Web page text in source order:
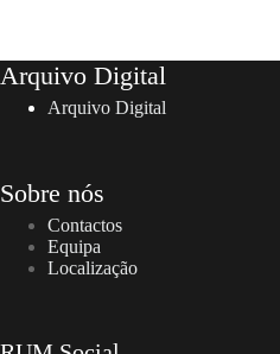
Arquivo Digital
Arquivo Digital
Sobre nós
Contactos
Equipa
Localização